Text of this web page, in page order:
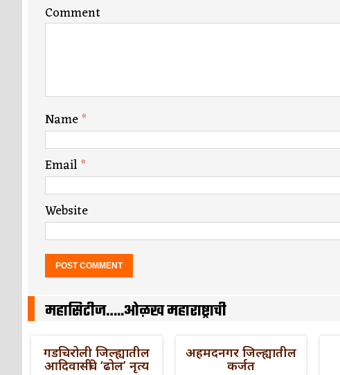
Comment
Name*
Email*
Website
महासिटीज…..ओळख महाराष्ट्राची
गडचिरोली जिल्ह्यातील
आदिवासींचे ‘ढोल’ नृत्य
अहमदनगर जिल्ह्यातील
कर्जत